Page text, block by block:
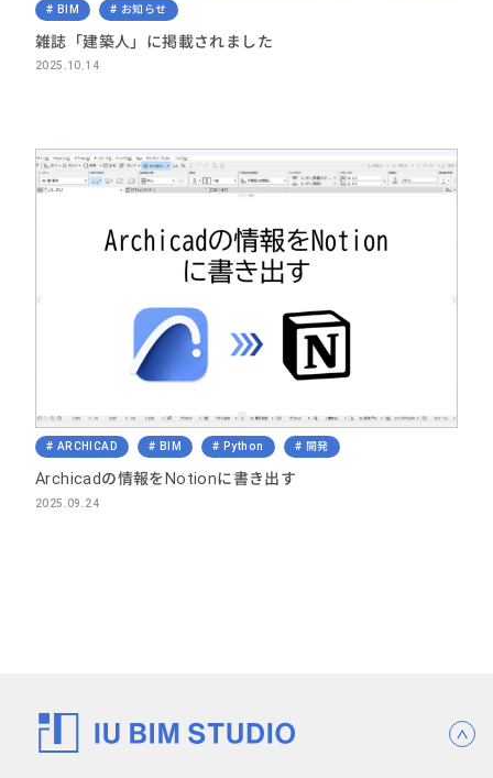
BIM お知らせ
雑誌「建築人」に掲載されました
2025.10.14
ARCHICAD BIM Python 開発
Archicadの情報をNotionに書き出す
2025.09.24